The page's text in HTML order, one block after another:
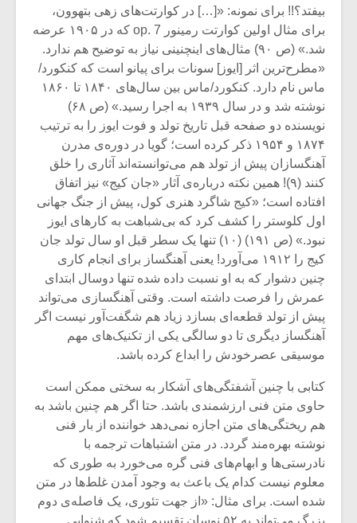
بیفتد؟!! برای نمونه: «[…] در کوارتت‌های زهی بتهوون،
برای مثال اولین کوارتت رمینور op. 7 که در ۱۹۰۵ عرضه
شد.» (ص ۹۰) مثال‌های اینچنینی نیاز به توضیح هم ندارد.
«مطرح‌ترین اثر [ایوز] سونات برای پیانو است که کنکورد/
ماس نام دارد. کنکورد/ماس بین سال‌های ۱۸۴۰ تا ۱۸۶۰
نوشته شد و در سال ۱۹۳۹ به اجرا رسید.» (ص ۶۸)
نویسنده دو صفحه قبل تاریخ تولد و فوت ایوز را به ترتیب
۱۸۷۴ و ۱۹۵۴ ذکر کرده است؛ گویا در دوره‌ی مدرن
آهنگسازان پیش از تولد هم می‌توانسته‌اند آثاری را خلق
کنند (۹)! همین نکته درباره‌ی آثار «جان کیج» نیز اتفاق
افتاده است؛ «کیج شاگرد هنری کول، پیش از جنگ جهانی
اول کلوستر را کشف کرد که بی‌شباهت به کارهای ایوز
نبود.» (ص ۱۹۱) (۱۰) تنها یک سطر قبل او سال تولد جان
کیج را ۱۹۱۲ می‌آورد! یعنی آهنگساز برای انجام کاری
چنین دشوار که به او نسبت داده شده تنها دوسال ابتدای
عمرش را فرصت داشته است. وقتی آهنگسازی می‌تواند
پیش از تولد قطعه‌ای بسازد زیاد هم شگفت‌آور نیست اگر
آهنگساز دیگری تا دو سالگی یکی از تکنیک‌های مهم
موسیقی عصرخودش را ابداع کرده باشد.
کتابی با چنین آشفتگی‌های آشکار به سختی ممکن است
حاوی متن فنی ارزشمندی باشد. حتا اگر هم چنین باشد به
هم ریختگی‌های متن اجازه نمی‌دهد خواننده از بار فنی
نوشته بهره‌مند گردد. در متن اشتباهات ترجمه با
نادرستی‌ها و ابهام‌های فنی گره می‌خورد به طوری که
معلوم نیست کدام یک باعث به وجود آمدن غلط‌ها در متن
شده‌ است. برای مثال: «از جهت تئوری، یک فاصله‌ی دوم